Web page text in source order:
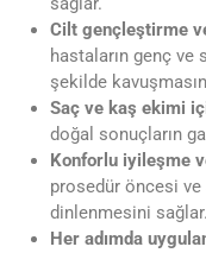
Cilt gençleştirme
hastaların genç ve
şekilde
Saç ve kaş ekimi
doğal sonuçların
Konforlu iyileşme
prosedür öncesi
dinlenmesini sağlar.
Her adımda